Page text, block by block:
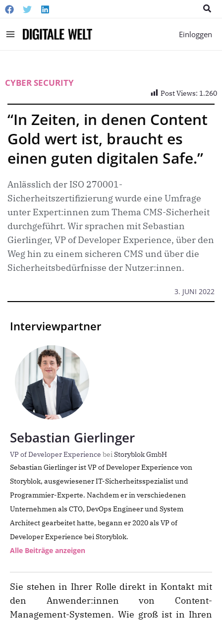
Main
Einloggen
CYBER SECURITY
Post Views: 1.260
“In Zeiten, in denen Content
Gold wert ist, braucht es
einen guten digitalen Safe.”
Anlässlich der ISO 270001-
Sicherheitszertifizierung wurde eine Umfrage
unter Expert:innen zum Thema CMS-Sicherheit
durchgeführt. Wir sprachen mit Sebastian
Gierlinger, VP of Developer Experience, über den
Weg hin zu einem sicheren CMS und über die
Sicherheitsbedürfnisse der Nutzer:innen.
3. JUNI 2022
Interviewpartner
Sebastian Gierlinger
VP of Developer Experience beiStoryblok GmbH
Sebastian Gierlinger ist VP of Developer Experience von
Storyblok, ausgewiesener IT-Sicherheitsspezialist und
Programmier-Experte. Nachdem er in verschiedenen
Unternehmen als CTO, DevOps Engineer und System
Architect gearbeitet hatte, begann er 2020 als VP of
Developer Experience bei Storyblok.
Alle Beiträge anzeigen
Sie stehen in Ihrer Rolle direkt in Kontakt mit
den Anwender:innen von Content-
Management-Systemen. Wie groß ist in Ihren